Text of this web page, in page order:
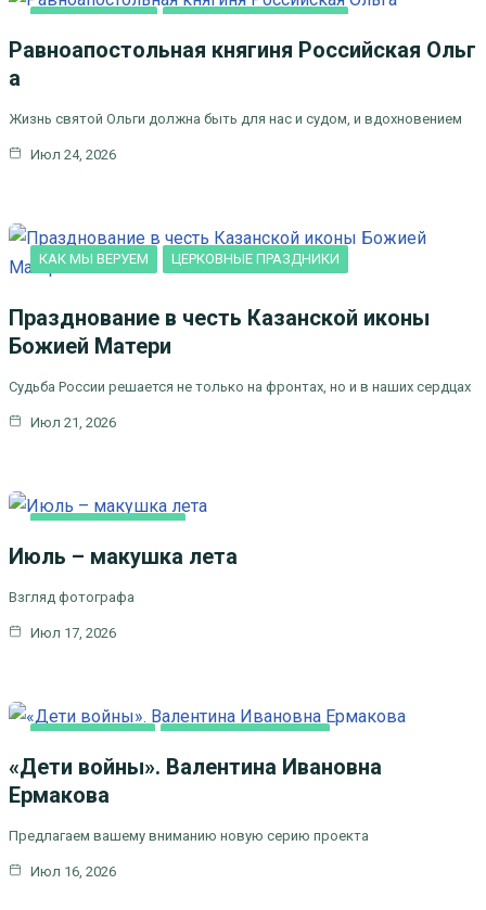
Равноапостольная княгиня Российская Ольг
а
Жизнь святой Ольги должна быть для нас и судом, и вдохновением
Июл 24, 2026
КАК МЫ ВЕРУЕМ ЦЕРКОВНЫЕ ПРАЗДНИКИ
Празднование в честь Казанской иконы
Божией Матери
Судьба России решается не только на фронтах, но и в наших сердцах
Июл 21, 2026
ИСКУCСТВО
Июль – макушка лета
Взгляд фотографа
Июл 17, 2026
«Дети войны». Валентина Ивановна
Ермакова
Предлагаем вашему вниманию новую серию проекта
Июл 16, 2026